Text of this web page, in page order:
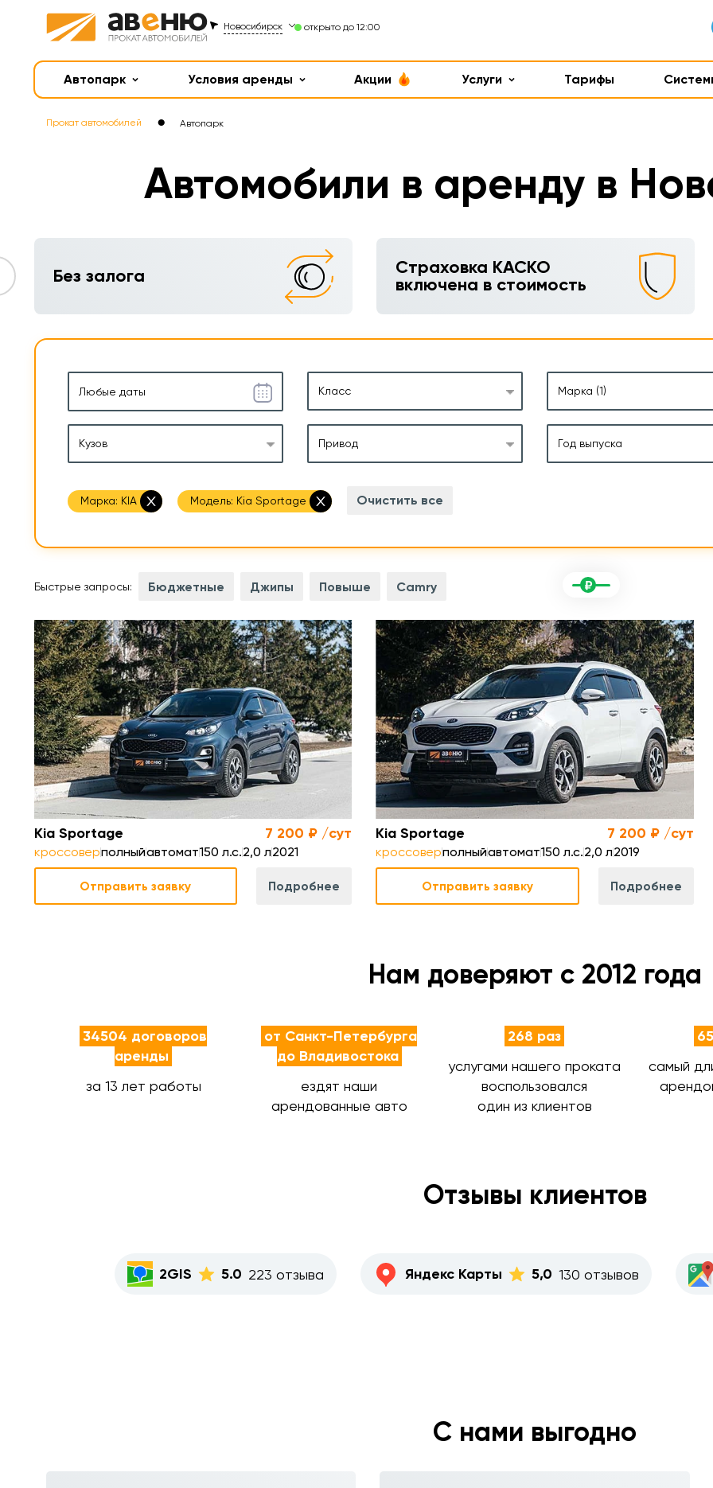
Новосибирск открыто до 12:00
Автопарк Условия аренды Акции Услуги Тарифы
Прокат автомобилей ● Автопарк
Автомобили в аренду в
Без залога
Страховка КАСКО
включена в стоимость
Класс Марка (1)
Кузов Привод Год выпуска
Марка: KIA Модель: Kia Sportage Очистить все
Быстрые запросы: Бюджетные Джипы Повыше Camry
Kia Sportage 7 200 ₽ /сут
кроссоверполныйавтомат150 л.с.2,0 л2021
Отправить заявку Подробнее
Мощность двигателя
150 л.с.
Объем двигателя
2,0 л
Разгон до 100 км/ч
11,1 сек.
Расход топлива
9 л/100 км
Kia Sportage 7 200 ₽ /сут
кроссоверполныйавтомат150 л.с.2,0 л2019
Отправить заявку Подробнее
Нам доверяют с 2012 года
34504 договоров
аренды
за 13 лет работы
от Санкт-Петербурга
до Владивостока
ездят наши
арендованные авто
268 раз
услугами нашего проката
воспользовался
один из клиентов
самый
Отзывы клиентов
2GIS 5.0 223 отзыва Яндекс Карты 5,0 130 отзывов
С нами выгодно